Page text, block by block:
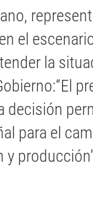
el
la
decisión
para el
y